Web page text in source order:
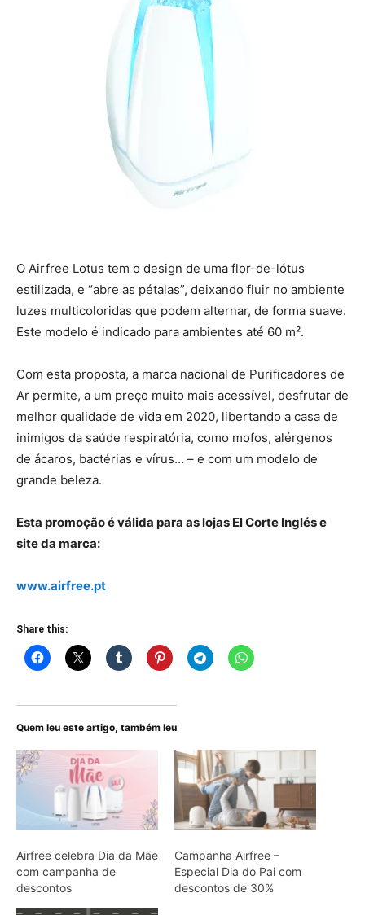
O Airfree Lotus tem o design de uma flor-de-lótus
estilizada, e “abre as pétalas”, deixando fluir no ambiente
luzes multicoloridas que podem alternar, de forma suave.
Este modelo é indicado para ambientes até 60 m².
Com esta proposta, a marca nacional de Purificadores de
Ar permite, a um preço muito mais acessível, desfrutar de
melhor qualidade de vida em 2020, libertando a casa de
inimigos da saúde respiratória, como mofos, alérgenos
de ácaros, bactérias e vírus… – e com um modelo de
grande beleza.
Esta promoção é válida para as lojas El Corte Inglés e
site da marca:
www.airfree.pt
Share this:
Quem leu este artigo, também leu
Airfree celebra Dia da Mãe
com campanha de
descontos
Campanha Airfree –
Especial Dia do Pai com
descontos de 30%